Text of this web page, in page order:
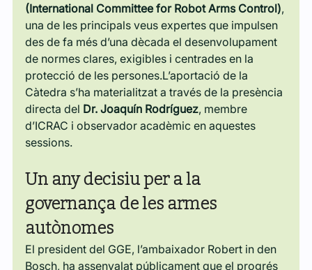
(International Committee for Robot Arms Control),
una de les principals veus expertes que impulsen
des de fa més d’una dècada el desenvolupament
de normes clares, exigibles i centrades en la
protecció de les persones.L’aportació de la
Càtedra s’ha materialitzat a través de la presència
directa del Dr. Joaquín Rodríguez, membre
d’ICRAC i observador acadèmic en aquestes
sessions.
Un any decisiu per a la
governança de les armes
autònomes
El president del GGE, l’ambaixador Robert in den
Bosch, ha assenyalat públicament que el progrés